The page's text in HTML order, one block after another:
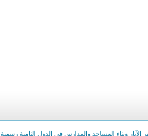
وبناء المساجد والمدارس في الدول النامية رسمية